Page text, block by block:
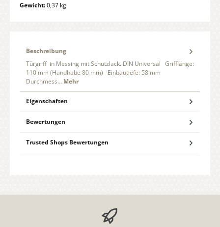
Gewicht:0,37 kg
Beschreibung
Türgriff in Messing mit Schutzlack. DIN Universal Grifflänge:
110 mm (Handhabe 80 mm) Einbautiefe: 58 mm
Durchmess… Mehr
Eigenschaften
Bewertungen
Trusted Shops Bewertungen